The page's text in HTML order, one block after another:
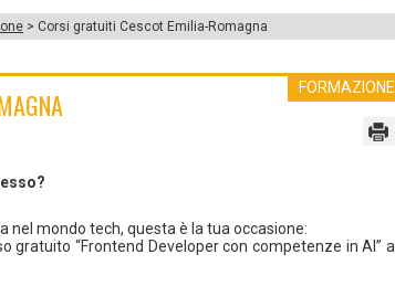
> Corsi gratuiti Cescot Emilia-Romagna
FORMAZIONE
nel mondo tech, questa è la tua occasione:
gratuito “Frontend Developer con competenze in AI” a